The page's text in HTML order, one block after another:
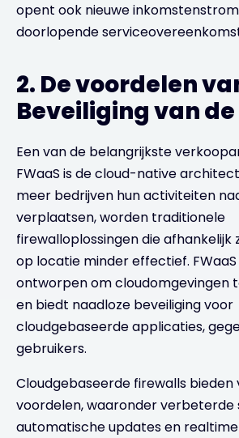
opent ook nieuwe
doorlopende
2. De voordelen
Beveiliging van
Een van de belangrijkste
FWaaS is de cloud-native
meer bedrijven hun activiteiten
verplaatsen, worden traditionele
firewalloplossingen die afhankelijk
op locatie minder effectief.
ontworpen om cloudomgevingen
en biedt naadloze beveiliging voor
cloudgebaseerde applicaties,
gebruikers.
Cloudgebaseerde firewalls bieden
voordelen, waaronder verbeterde
automatische updates en realtime